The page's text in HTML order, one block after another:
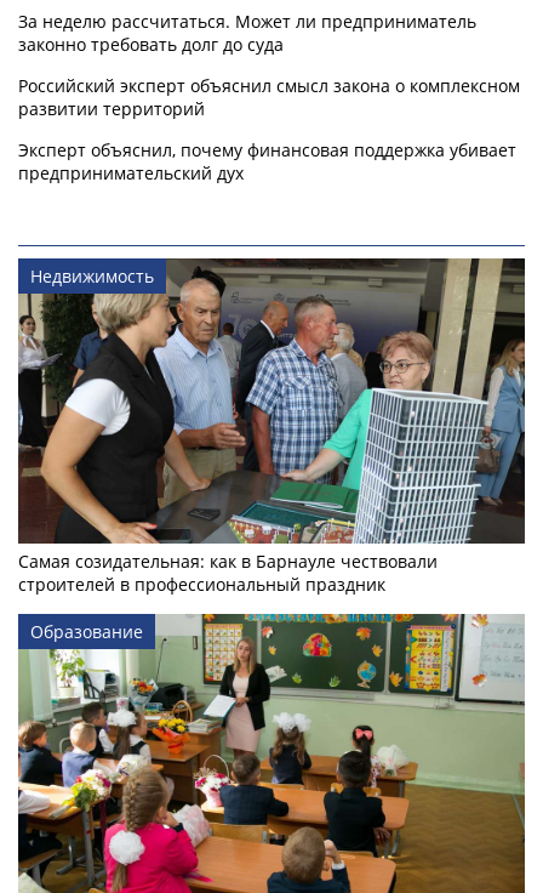
За неделю рассчитаться. Может ли предприниматель
законно требовать долг до суда
Российский эксперт объяснил смысл закона о комплексном
развитии территорий
Эксперт объяснил, почему финансовая поддержка убивает
предпринимательский дух
Недвижимость
Самая созидательная: как в Барнауле чествовали
строителей в профессиональный праздник
Образование